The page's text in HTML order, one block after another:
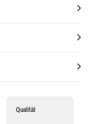
Qualität